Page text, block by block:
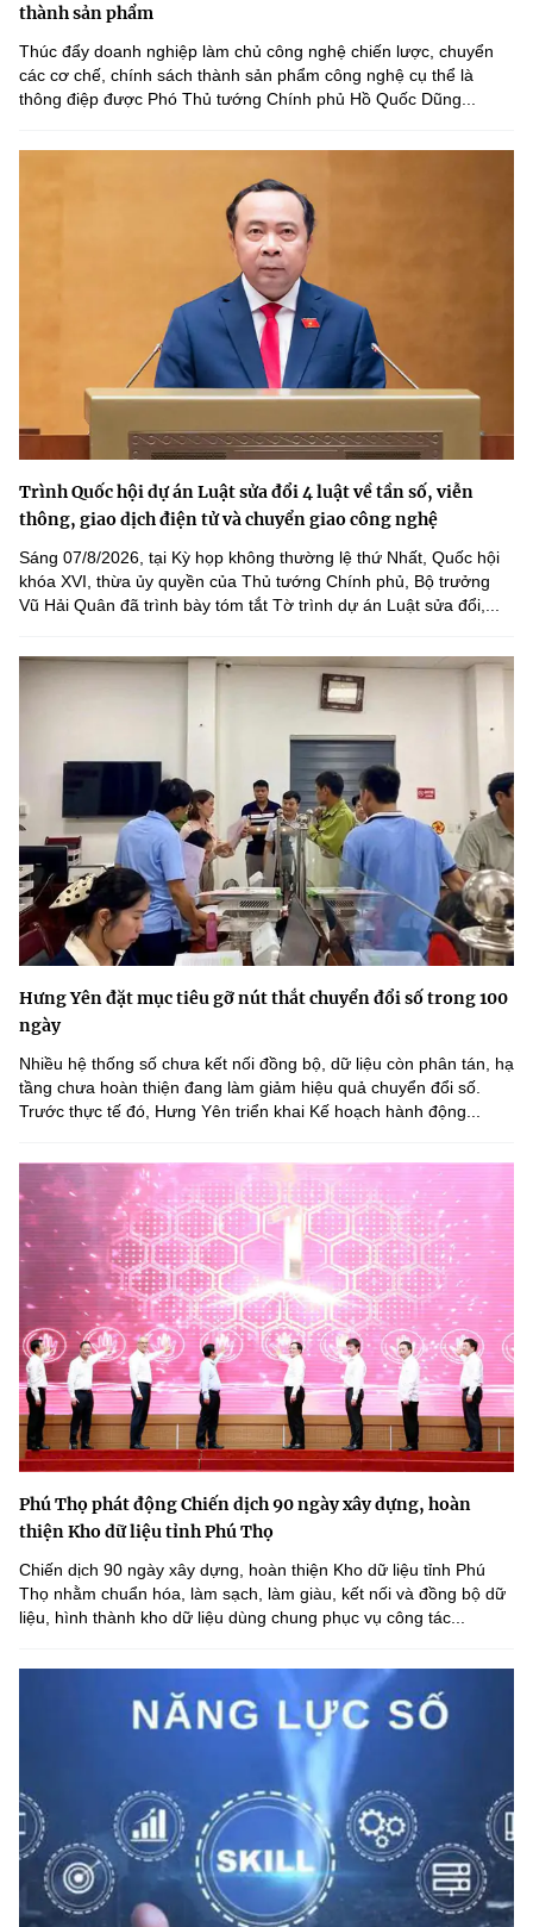
thành sản phẩm
Thúc đẩy doanh nghiệp làm chủ công nghệ chiến lược, chuyển
các cơ chế, chính sách thành sản phẩm công nghệ cụ thể là
thông điệp được Phó Thủ tướng Chính phủ Hồ Quốc Dũng...
Trình Quốc hội dự án Luật sửa đổi 4 luật về tần số, viễn
thông, giao dịch điện tử và chuyển giao công nghệ
Sáng 07/8/2026, tại Kỳ họp không thường lệ thứ Nhất, Quốc hội
khóa XVI, thừa ủy quyền của Thủ tướng Chính phủ, Bộ trưởng
Vũ Hải Quân đã trình bày tóm tắt Tờ trình dự án Luật sửa đổi,...
Hưng Yên đặt mục tiêu gỡ nút thắt chuyển đổi số trong 100
ngày
Nhiều hệ thống số chưa kết nối đồng bộ, dữ liệu còn phân tán, hạ
tầng chưa hoàn thiện đang làm giảm hiệu quả chuyển đổi số.
Trước thực tế đó, Hưng Yên triển khai Kế hoạch hành động...
Phú Thọ phát động Chiến dịch 90 ngày xây dựng, hoàn
thiện Kho dữ liệu tỉnh Phú Thọ
Chiến dịch 90 ngày xây dựng, hoàn thiện Kho dữ liệu tỉnh Phú
Thọ nhằm chuẩn hóa, làm sạch, làm giàu, kết nối và đồng bộ dữ
liệu, hình thành kho dữ liệu dùng chung phục vụ công tác...